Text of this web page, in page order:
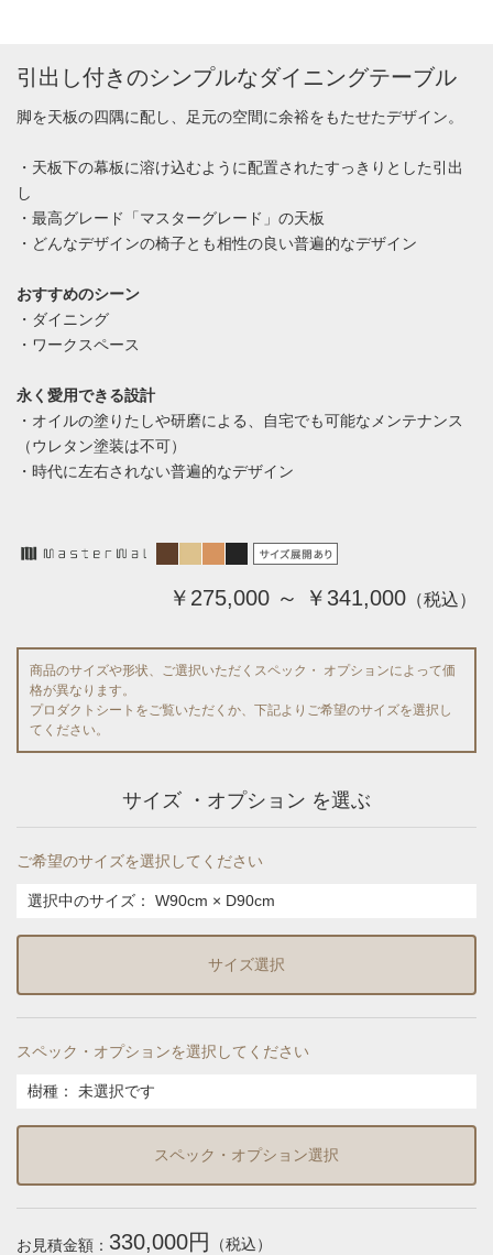
引出し付きのシンプルなダイニングテーブル
脚を天板の四隅に配し、足元の空間に余裕をもたせたデザイン。
・天板下の幕板に溶け込むように配置されたすっきりとした引出
し
・最高グレード「マスターグレード」の天板
・どんなデザインの椅子とも相性の良い普遍的なデザイン
おすすめのシーン
・ダイニング
・ワークスペース
永く愛用できる設計
・オイルの塗りたしや研磨による、自宅でも可能なメンテナンス
（ウレタン塗装は不可）
・時代に左右されない普遍的なデザイン
￥275,000 ～ ￥341,000 （税込）
商品のサイズや形状、ご選択いただくスペック・ オプションによって価
格が異なります。
プロダクトシートをご覧いただくか、下記よりご希望のサイズを選択し
てください。
サイズ ・オプション を選ぶ
ご希望のサイズを選択してください
選択中のサイズ： W90cm × D90cm
サイズ選択
スペック・オプションを選択してください
樹種 ： 未選択です
スペック・オプション選択
お見積金額： 330,000円 （税込）